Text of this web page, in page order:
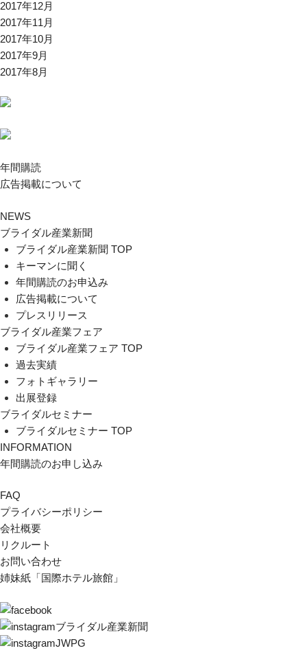
2017年12月
2017年11月
2017年10月
2017年9月
2017年8月
年間購読
広告掲載について
NEWS
ブライダル産業新聞
ブライダル産業新聞 TOP
キーマンに聞く
年間購読のお申込み
広告掲載について
プレスリリース
ブライダル産業フェア
ブライダル産業フェア TOP
過去実績
フォトギャラリー
出展登録
ブライダルセミナー
ブライダルセミナー TOP
INFORMATION
年間購読のお申し込み
FAQ
プライバシーポリシー
会社概要
リクルート
お問い合わせ
姉妹紙「国際ホテル旅館」
ブライダル産業新聞
JWPG